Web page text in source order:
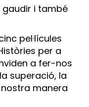
gaudir i també
pel·lícules
per a
a fer-nos
superació, la
manera